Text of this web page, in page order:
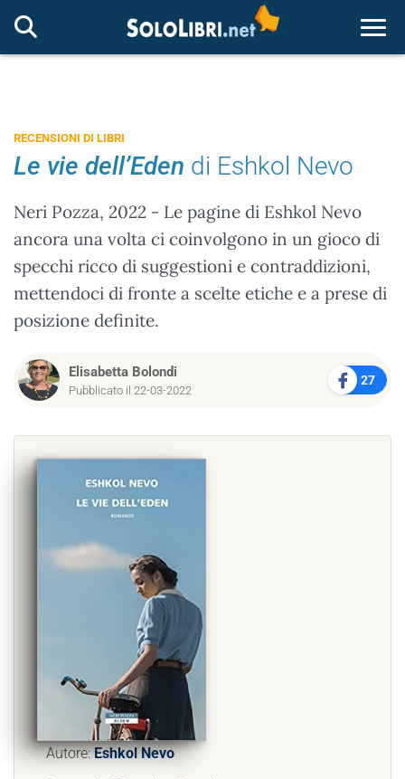
RECENSIONI DI LIBRI
Le vie dell’Eden di Eshkol Nevo
Neri Pozza, 2022 - Le pagine di Eshkol Nevo
ancora una volta ci coinvolgono in un gioco di
specchi ricco di suggestioni e contraddizioni,
mettendoci di fronte a scelte etiche e a prese di
posizione definite.
Elisabetta Bolondi
Pubblicato il 22-03-2022
27
Autore:Eshkol Nevo